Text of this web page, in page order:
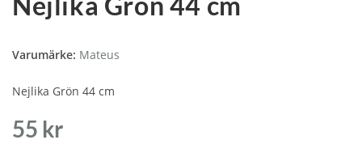
Varumärke: Mateus
Nejlika Grön 44 cm
55 kr